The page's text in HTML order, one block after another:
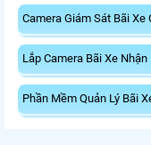
Camera Giám Sát Bãi Xe
Lắp Camera Bãi Xe
Phần Mềm Quản Lý Bãi